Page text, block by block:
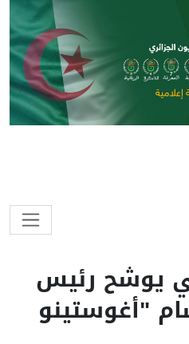
يوشح رئيس
"أغوستينو